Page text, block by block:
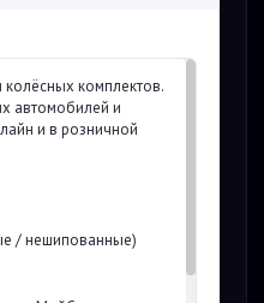
комплектов.
автомобилей и
и в розничной
/ нешипованные)